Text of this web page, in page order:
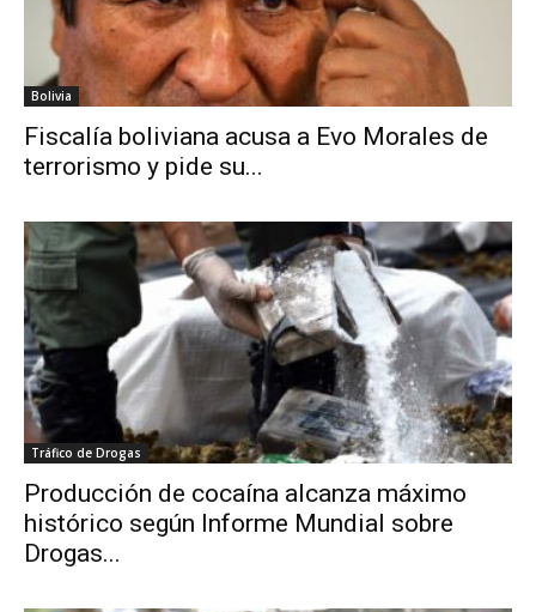
Bolivia
Fiscalía boliviana acusa a Evo Morales de
terrorismo y pide su...
Tráfico de Drogas
Producción de cocaína alcanza máximo
histórico según Informe Mundial sobre
Drogas...